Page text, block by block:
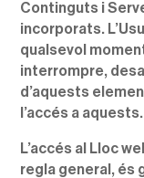
Continguts i
incorporats.
qualsevol
interrompre,
d’aquests
l’accés a aquests.
L’accés al Lloc
regla general, és